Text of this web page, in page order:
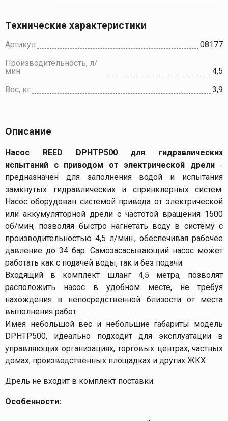
Технические характеристики
Артикул
08177
Производительность, л/
мин
4,5
Вес, кг
3,9
Описание
Насос REED DPHTP500 для гидравлических
испытаний с приводом от электрической дрели -
предназначен для заполнения водой и испытания
замкнутых гидравлических и спринклерных систем.
Насос оборудован системой привода от электрической
или аккумуляторной дрели с частотой вращения 1500
об/мин, позволяя быстро нагнетать воду в систему с
производительностью 4,5 л/мин., обеспечивая рабочее
давление до 34 бар. Самозасасывающий насос может
работать как с подачей воды, так и без подачи.
Входящий в комплект шланг 4,5 метра, позволят
расположить насос в удобном месте, не требуя
нахождения в непосредственной близости от места
выполнения работ.
Имея небольшой вес и небольшие габариты модель
DPHTP500, идеально подходит для эксплуатации в
управляющих организациях, торговых центрах, частных
домах, производственных площадках и других ЖКХ.
Дрель не входит в комплект поставки.
Особенности: